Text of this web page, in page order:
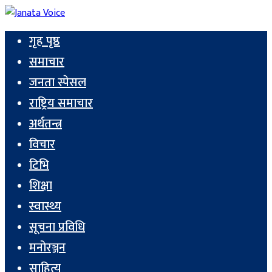
गृह पृष्ठ
समाचार
जनता स्पेसल
राष्ट्रिय समाचार
अर्थतन्त्र
विचार
टिभि
शिक्षा
स्वास्थ्य
सूचना प्रविधि
मनोरञ्जन